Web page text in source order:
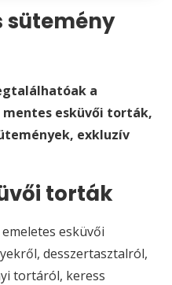
sütemény
a
esküvői torták,
exkluzív
torták
esküvői
desszertasztalról,
tortáról, keress